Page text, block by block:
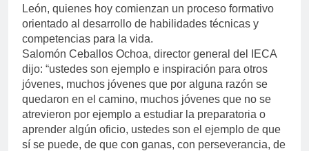
León, quienes hoy comienzan un proceso formativo
orientado al desarrollo de habilidades técnicas y
competencias para la vida.
Salomón Ceballos Ochoa, director general del IECA
dijo: “ustedes son ejemplo e inspiración para otros
jóvenes, muchos jóvenes que por alguna razón se
quedaron en el camino, muchos jóvenes que no se
atrevieron por ejemplo a estudiar la preparatoria o
aprender algún oficio, ustedes son el ejemplo de que
sí se puede, de que con ganas, con perseverancia, de